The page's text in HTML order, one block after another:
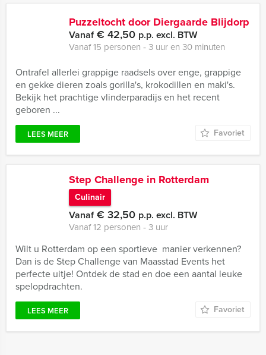
Puzzeltocht door Diergaarde Blijdorp
Vanaf€ 42,50 p.p. excl. BTW
Vanaf 15 personen ‐ 3 uur en 30 minuten
Ontrafel allerlei grappige raadsels over enge, grappige
en gekke dieren zoals gorilla's, krokodillen en maki's.
Bekijk het prachtige vlinderparadijs en het recent
geboren ...
LEES MEER Favoriet
Step Challenge in Rotterdam
Culinair
Vanaf€ 32,50 p.p. excl. BTW
Vanaf 12 personen ‐ 3 uur
Wilt u Rotterdam op een sportieve manier verkennen?
Dan is de Step Challenge van Maasstad Events het
perfecte uitje! Ontdek de stad en doe een aantal leuke
spelopdrachten.
LEES MEER Favoriet